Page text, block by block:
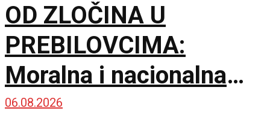
OD ZLOČINA U
PREBILOVCIMA:
Moralna i nacionalna
dužnost je da čuvamo
06.08.2026